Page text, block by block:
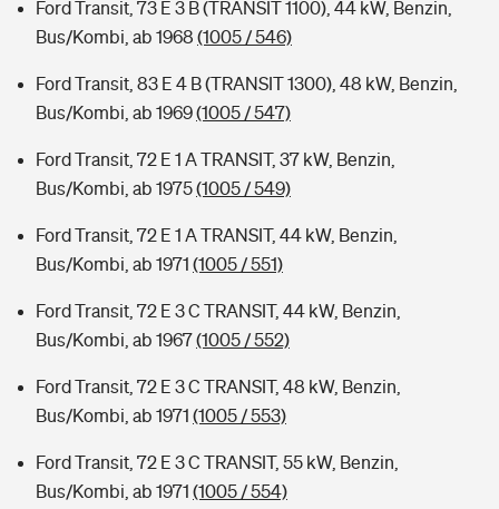
Ford Transit, 73 E 3 B (TRANSIT 1100), 44 kW, Benzin,
Bus/Kombi, ab 1968 (1005 / 546)
Ford Transit, 83 E 4 B (TRANSIT 1300), 48 kW, Benzin,
Bus/Kombi, ab 1969(1005 / 547)
Ford Transit, 72 E 1 A TRANSIT, 37 kW, Benzin,
Bus/Kombi, ab 1975(1005 / 549)
Ford Transit, 72 E 1 A TRANSIT, 44 kW, Benzin,
Bus/Kombi, ab 1971 (1005 / 551)
Ford Transit, 72 E 3 C TRANSIT, 44 kW, Benzin,
Bus/Kombi, ab 1967(1005 / 552)
Ford Transit, 72 E 3 C TRANSIT, 48 kW, Benzin,
Bus/Kombi, ab 1971 (1005 / 553)
Ford Transit, 72 E 3 C TRANSIT, 55 kW, Benzin,
Bus/Kombi, ab 1971 (1005 / 554)